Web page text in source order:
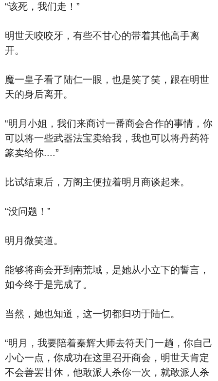
“该死，我们走！”
明世天咬咬牙，有些不甘心的带着其他高手离
开。
魔一皇子看了陆仁一眼，也是笑了笑，跟在明世
天的身后离开。
“明月小姐，我们来商讨一番商会合作的事情，你
可以将一些武器法宝卖给我，我也可以将丹药符
篆卖给你....”
比试结束后，万阁主便拉着明月商谈起来。
“没问题！”
明月微笑道。
能够将商会开到南荒域，是她从小立下的誓言，
如今终于是完成了。
当然，她也知道，这一切都归功于陆仁。
“明月，我要陪着秦辉大师去符天门一趟，你自己
小心一点，你成功在这里召开商会，明世天肯定
不会善罢甘休，他敢派人杀你一次，就敢派人杀